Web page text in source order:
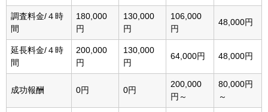
調査料金/４時
間
180,000
円
130,000
円
106,000
円
48,000円
延長料金/４時
間
200,000
円
130,000
円
64,000円 48,000円
成功報酬 0円 0円
200,000
円～
80,000円
～